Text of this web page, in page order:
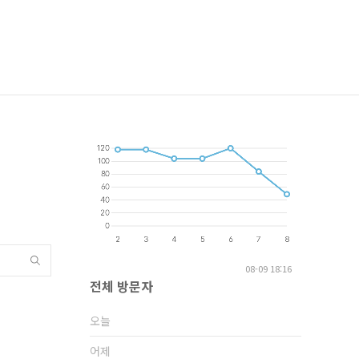
08-09 18:16
전체 방문자
오늘
어제